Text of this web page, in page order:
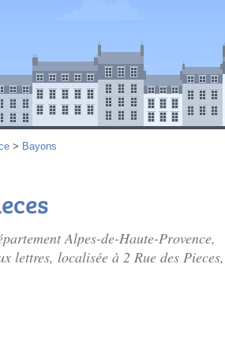
> Bayons
Alpes-de-Haute-Provence,
lettres, localisée à 2 Rue des Pieces,